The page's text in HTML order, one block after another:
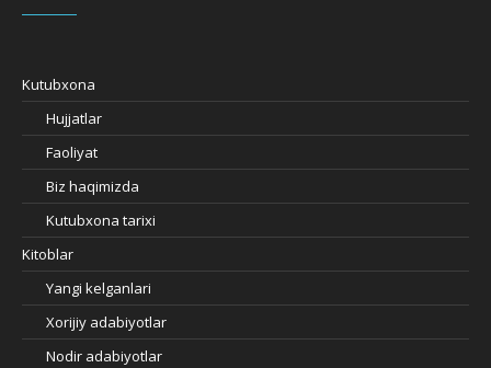
Kutubxona
Hujjatlar
Faoliyat
Biz haqimizda
Kutubxona tarixi
Kitoblar
Yangi kelganlari
Xorijiy adabiyotlar
Nodir adabiyotlar